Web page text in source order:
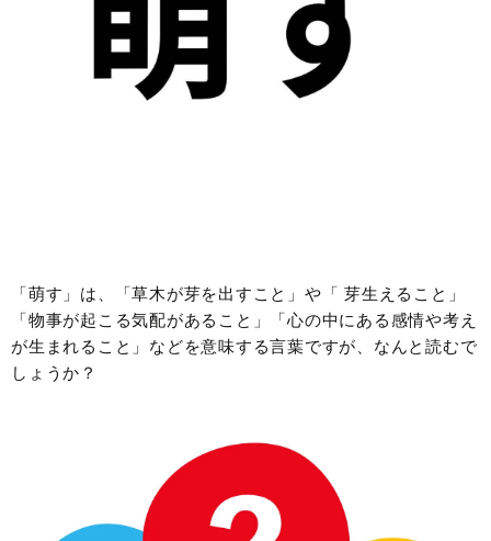
「萌す」は、「草木が芽を出すこと」や「 芽生えること」
「物事が起こる気配があること」「心の中にある感情や考え
が生まれること」などを意味する言葉ですが、なんと読むで
しょうか？